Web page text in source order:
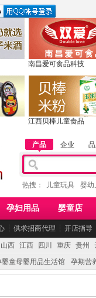
南昌爱可食品科技
江西贝棒儿童食品
产品 企业
热搜： 儿童玩具 婴幼
孕妇用品 婴童店
┆ 供求招商代理 ┆ 开店指导
山西 江西 四川 重庆 贵州
婴童母婴用品生活馆 孕期营